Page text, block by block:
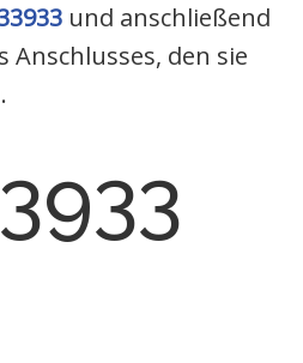
und anschließend
Anschlusses, den sie